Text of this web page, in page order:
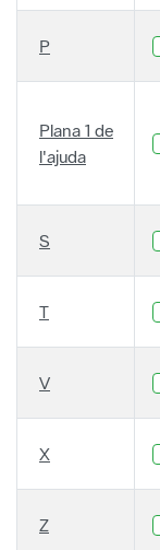
P
Plana 1 de
l'ajuda
S
T
V
X
Z